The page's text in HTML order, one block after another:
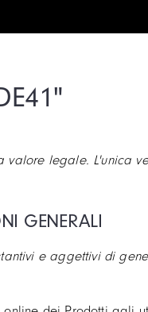
valore legale. L'unica
GENERALI
e aggettivi di